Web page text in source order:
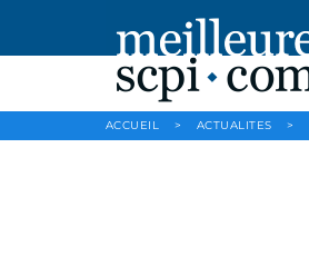
ACCUEIL > ACTUALITES >